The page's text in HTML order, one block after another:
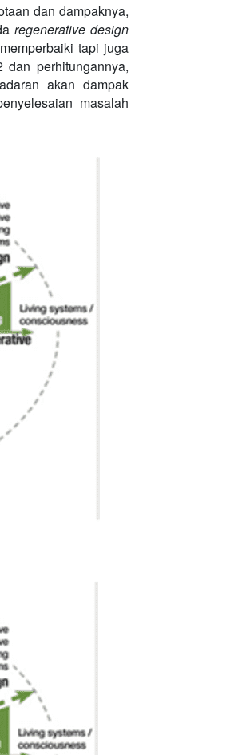
dan dampaknya,
regenerative design
tapi juga
dan perhitungannya,
akan dampak
masalah